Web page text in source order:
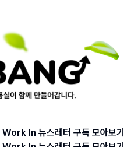
Work In 뉴스레터 구독 모아보기